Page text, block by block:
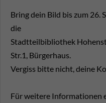
Bring dein Bild bis zum 26.
die
Stadtteilbibliothek
Str.1, Bürgerhaus.
Vergiss bitte nicht, deine
Für weitere Informationen